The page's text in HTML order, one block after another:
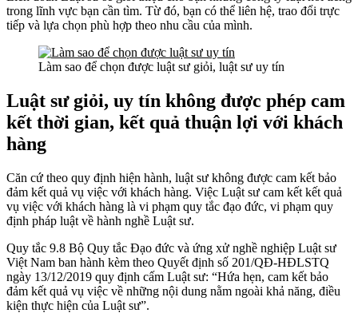
trong lĩnh vực bạn cần tìm. Từ đó, bạn có thể liên hệ, trao đổi trực
tiếp và lựa chọn phù hợp theo nhu cầu của mình.
Làm sao để chọn được luật sư giỏi, luật sư uy tín
Luật sư giỏi, uy tín không được phép cam
kết thời gian, kết quả thuận lợi với khách
hàng
Căn cứ theo quy định hiện hành, luật sư không được cam kết bảo
đảm kết quả vụ việc với khách hàng. Việc Luật sư cam kết kết quả
vụ việc với khách hàng là vi phạm quy tắc đạo đức, vi phạm quy
định pháp luật về hành nghề Luật sư.
Quy tắc 9.8 Bộ Quy tắc Đạo đức và ứng xử nghề nghiệp Luật sư
Việt Nam ban hành kèm theo Quyết định số 201/QĐ-HĐLSTQ
ngày 13/12/2019 quy định cấm Luật sư: “Hứa hẹn, cam kết bảo
đảm kết quả vụ việc về những nội dung nằm ngoài khả năng, điều
kiện thực hiện của Luật sư”.